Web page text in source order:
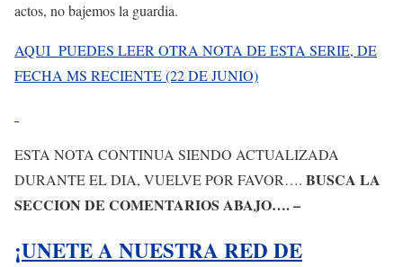
actos, no bajemos la guardia.
AQUI PUEDES LEER OTRA NOTA DE ESTA SERIE, DE
FECHA MS RECIENTE (22 DE JUNIO)
ESTA NOTA CONTINUA SIENDO ACTUALIZADA
DURANTE EL DIA, VUELVE POR FAVOR…. BUSCA LA
SECCION DE COMENTARIOS ABAJO…. –
¡UNETE A NUESTRA RED DE